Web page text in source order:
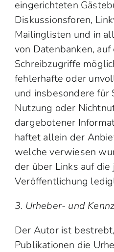
eingerichteten
Diskussionsforen,
Mailinglisten und in
von Datenbanken,
Schreibzugriffe
fehlerhafte oder
und insbesondere für
Nutzung oder
dargebotener
haftet allein der
welche verwiesen
der über Links auf
Veröffentlichung
3. Urheber- und
Der Autor ist
Publikationen die